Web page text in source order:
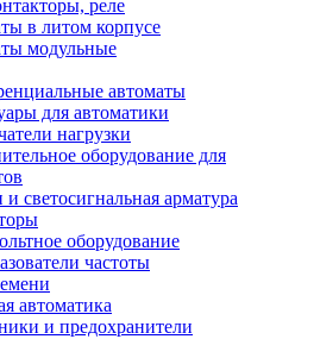
реле
в литом корпусе
модульные
автоматы
для автоматики
нагрузки
оборудование для
светосигнальная арматура
оборудование
частоты
автоматика
и предохранители